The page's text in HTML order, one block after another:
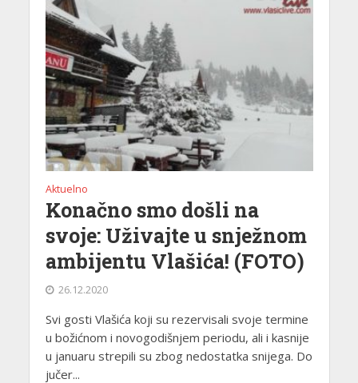
Aktuelno
Konačno smo došli na
svoje: Uživajte u snježnom
ambijentu Vlašića! (FOTO)
26.12.2020
Svi gosti Vlašića koji su rezervisali svoje termine
u božićnom i novogodišnjem periodu, ali i kasnije
u januaru strepili su zbog nedostatka snijega. Do
jučer...